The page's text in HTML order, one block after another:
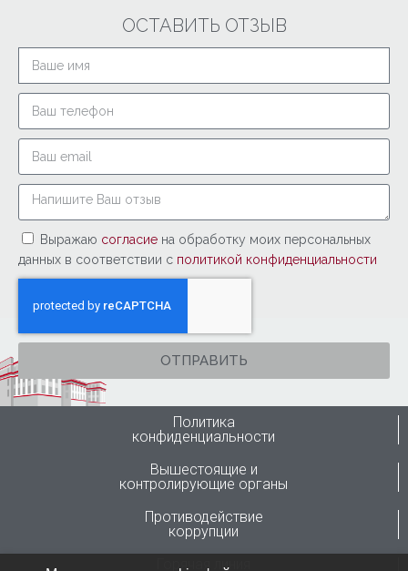
ОСТАВИТЬ ОТЗЫВ
Выражаю согласие на обработку моих персональных
данных в соответствии с политикой конфиденциальности
ОТПРАВИТЬ
Политика
конфиденциальности
Вышестоящие и
контролирующие органы
Противодействие
коррупции
Горячая линия